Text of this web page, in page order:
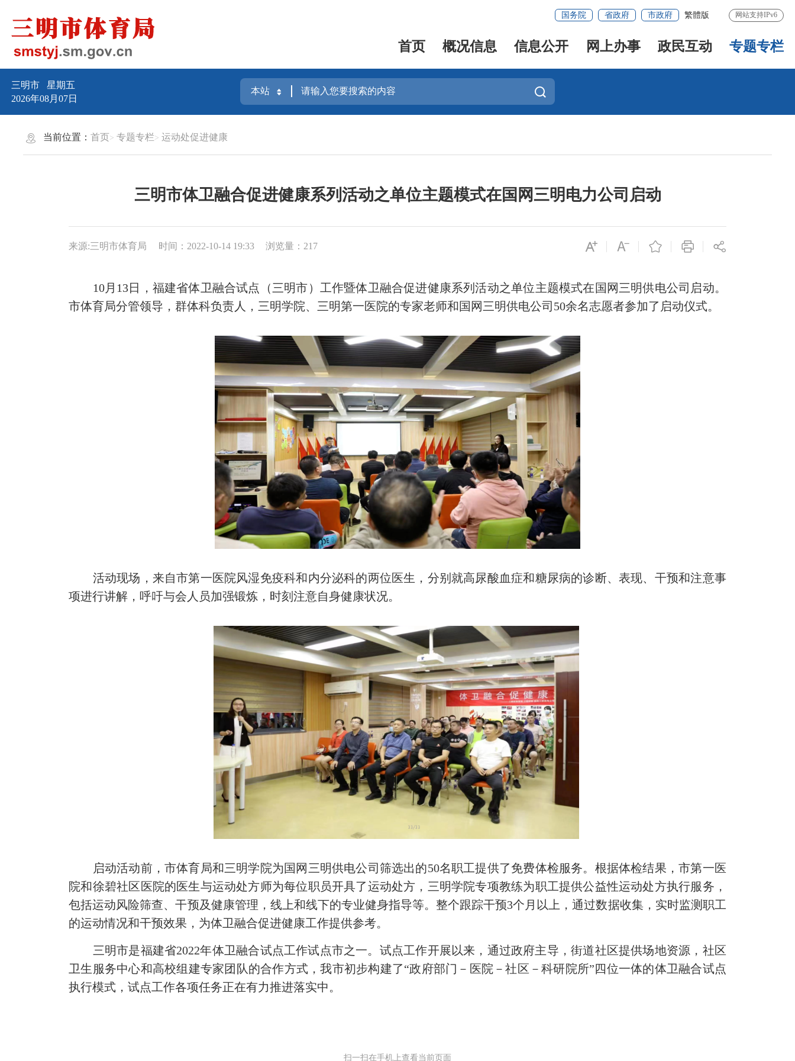
国务院 省政府 市政府 繁體版 网站支持IPv6
首页 概况信息 信息公开 网上办事 政民互动 专题专栏
三明市星期五
2026年08月07日
当前位置：首页 专题专栏 运动处促进健康
三明市体卫融合促进健康系列活动之单位主题模式在国网三明电力公司启动
来源:三明市体育局 时间：2022-10-14 19:33 浏览量：217
10月13日，福建省体卫融合试点（三明市）工作暨体卫融合促进健康系列活动之单位主题模式在国网三明供电公司启动。
市体育局分管领导，群体科负责人，三明学院、三明第一医院的专家老师和国网三明供电公司50余名志愿者参加了启动仪式。
活动现场，来自市第一医院风湿免疫科和内分泌科的两位医生，分别就高尿酸血症和糖尿病的诊断、表现、干预和注意事
项进行讲解，呼吁与会人员加强锻炼，时刻注意自身健康状况。
启动活动前，市体育局和三明学院为国网三明供电公司筛选出的50名职工提供了免费体检服务。根据体检结果，市第一医
院和徐碧社区医院的医生与运动处方师为每位职员开具了运动处方，三明学院专项教练为职工提供公益性运动处方执行服务，
包括运动风险筛查、干预及健康管理，线上和线下的专业健身指导等。整个跟踪干预3个月以上，通过数据收集，实时监测职工
的运动情况和干预效果，为体卫融合促进健康工作提供参考。
三明市是福建省2022年体卫融合试点工作试点市之一。试点工作开展以来，通过政府主导，街道社区提供场地资源，社区
卫生服务中心和高校组建专家团队的合作方式，我市初步构建了“政府部门－医院－社区－科研院所”四位一体的体卫融合试点
执行模式，试点工作各项任务正在有力推进落实中。
扫一扫在手机上查看当前页面